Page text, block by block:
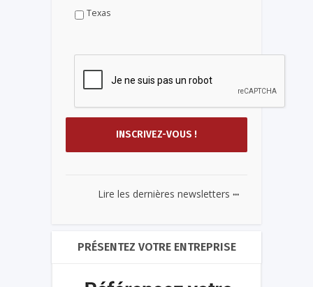
Texas
Lire les dernières newsletters ...
PRÉSENTEZ VOTRE ENTREPRISE